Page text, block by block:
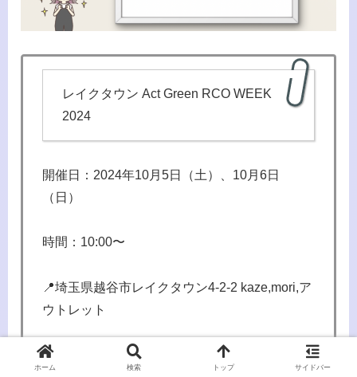
レイクタウン Act Green RCO WEEK
2024
開催日：2024年10月5日（土）、10月6日
（日）
時間：10:00〜
📍埼玉県越谷市レイクタウン4-2-2 kaze,mori,ア
ウトレット
レイクタウン Act Green RCO WEEK 2024
ホーム 検索 トップ サイドバー